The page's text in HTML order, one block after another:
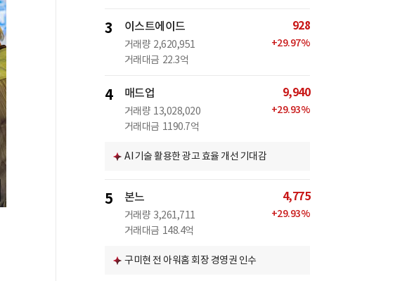
3 이스트에이드
거래량 2,620,951
거래대금 22.3억
928
+29.97%
4 매드업
거래량 13,028,020
거래대금 1190.7억
9,940
+29.93%
AI 기술 활용한 광고 효율 개선 기대감
5 본느
거래량 3,261,711
거래대금 148.4억
4,775
+29.93%
구미현 전 아워홈 회장 경영권 인수